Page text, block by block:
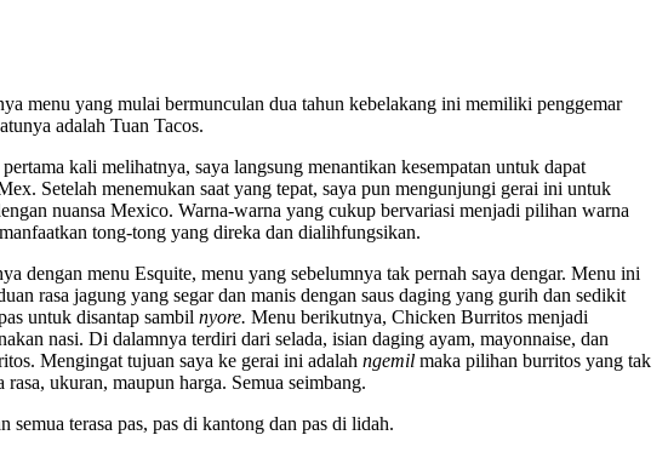
menu yang mulai bermunculan dua tahun kebelakang ini memiliki penggemar
adalah Tuan Tacos.
kali melihatnya, saya langsung menantikan kesempatan untuk dapat
Setelah menemukan saat yang tepat, saya pun mengunjungi gerai ini untuk
nuansa Mexico. Warna-warna yang cukup bervariasi menjadi pilihan warna
tong-tong yang direka dan dialihfungsikan.
dengan menu Esquite, menu yang sebelumnya tak pernah saya dengar. Menu ini
rasa jagung yang segar dan manis dengan saus daging yang gurih dan sedikit
untuk disantap sambil nyore. Menu berikutnya, Chicken Burritos menjadi
nasi. Di dalamnya terdiri dari selada, isian daging ayam, mayonnaise, dan
Mengingat tujuan saya ke gerai ini adalah ngemil maka pilihan burritos yang tak
ukuran, maupun harga. Semua seimbang.
terasa pas, pas di kantong dan pas di lidah.